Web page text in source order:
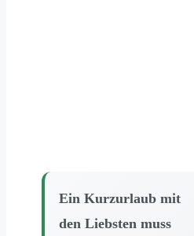
Ein Kurzurlaub mit
den Liebsten muss